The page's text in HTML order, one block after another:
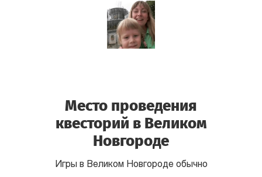
Место проведения
квесторий в Великом
Новгороде
Игры в Великом Новгороде обычно